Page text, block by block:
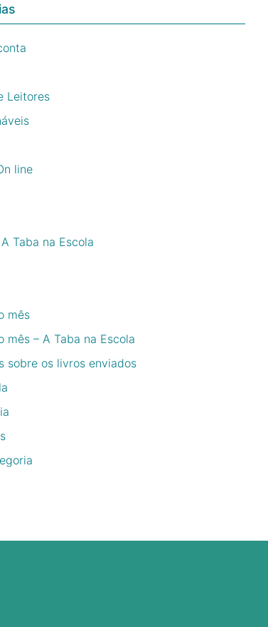
Leitores
line
Taba na Escola
mês
mês – A Taba na Escola
sobre os livros enviados